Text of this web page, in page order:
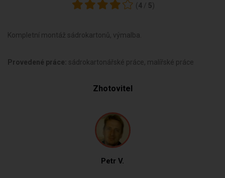
( 4 / 5)
Kompletní montáž sádrokartonů, výmalba.
Provedené práce: sádrokartonářské práce, malířské práce
Zhotovitel
Petr V.